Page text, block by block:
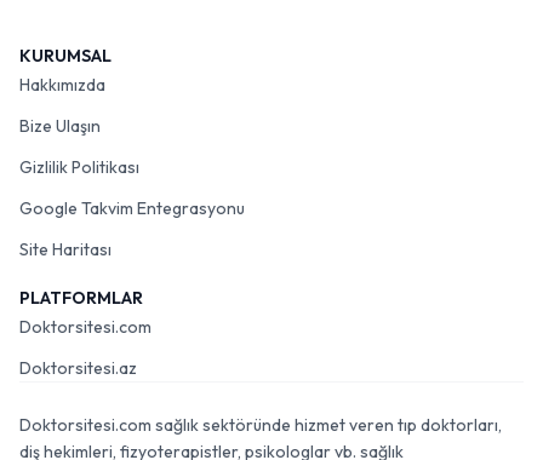
KURUMSAL
Hakkımızda
Bize Ulaşın
Gizlilik Politikası
Google Takvim Entegrasyonu
Site Haritası
PLATFORMLAR
Doktorsitesi.com
Doktorsitesi.az
Doktorsitesi.com sağlık sektöründe hizmet veren tıp doktorları,
diş hekimleri, fizyoterapistler, psikologlar vb. sağlık